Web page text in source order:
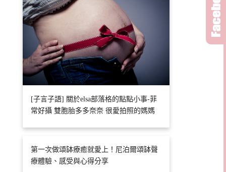
[子言子語] 關於elsa部落格的點點小事-菲
常好攝 雙胞胎多多奈奈 很愛拍照的媽媽
第一次做頌缽療癒就愛上！尼泊爾頌缽聲
療體驗、感受與心得分享